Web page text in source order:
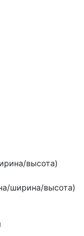
высота)
ширина/высота)